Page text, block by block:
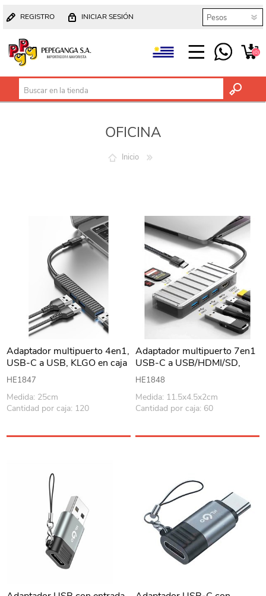
REGISTRO INICIAR SESIÓN
(0)
OFICINA
Inicio
Adaptador multipuerto 4en1,
USB-C a USB, KLGO en caja
HE1847
Medida: 25cm
Cantidad por caja: 120
Adaptador multipuerto 7en1
USB-C a USB/HDMI/SD,
KLGO en caja
HE1848
Medida: 11.5x4.5x2cm
Cantidad por caja: 60